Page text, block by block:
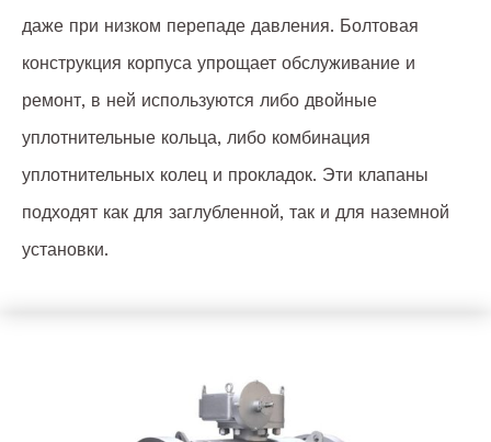
даже при низком перепаде давления. Болтовая
конструкция корпуса упрощает обслуживание и
ремонт, в ней используются либо двойные
уплотнительные кольца, либо комбинация
уплотнительных колец и прокладок. Эти клапаны
подходят как для заглубленной, так и для наземной
установки.